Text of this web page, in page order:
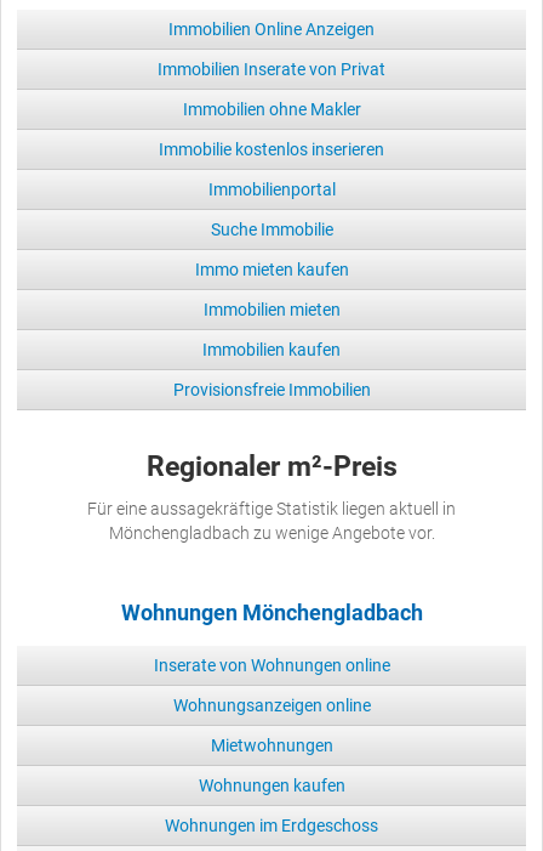
Immobilien Online Anzeigen
Immobilien Inserate von Privat
Immobilien ohne Makler
Immobilie kostenlos inserieren
Immobilienportal
Suche Immobilie
Immo mieten kaufen
Immobilien mieten
Immobilien kaufen
Provisionsfreie Immobilien
Regionaler m²-Preis
Für eine aussagekräftige Statistik liegen aktuell in
Mönchengladbach zu wenige Angebote vor.
Wohnungen Mönchengladbach
Inserate von Wohnungen online
Wohnungsanzeigen online
Mietwohnungen
Wohnungen kaufen
Wohnungen im Erdgeschoss